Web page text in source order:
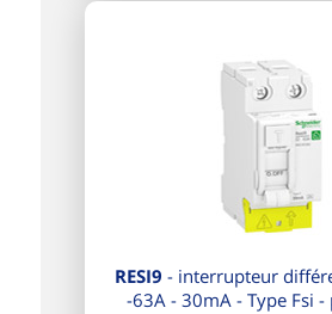
RESI9 - interrupteur
-63A - 30mA - Type Fsi -